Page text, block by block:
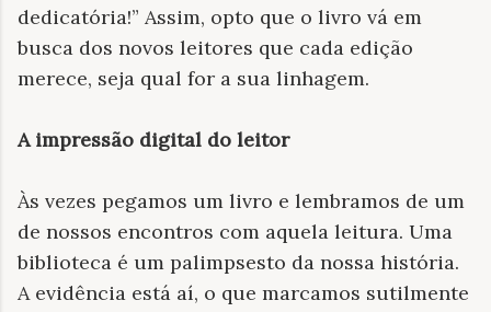
dedicatória!” Assim, opto que o livro vá em
busca dos novos leitores que cada edição
merece, seja qual for a sua linhagem.
A impressão digital do leitor
Às vezes pegamos um livro e lembramos de um
de nossos encontros com aquela leitura. Uma
biblioteca é um palimpsesto da nossa história.
A evidência está aí, o que marcamos sutilmente